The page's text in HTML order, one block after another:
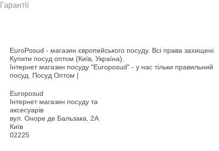
Гарантії
EuroPosud - магазин європейського посуду. Всі права захищені.
Купити посуд оптом (Київ, Україна).
Інтернет магазин посуду "Europosud" - у нас тільки правильний
посуд. Посуд Оптом |
Europosud
Інтернет магазин посуду та
аксесуарів
вул. Оноре де Бальзака, 2А
Київ
02225